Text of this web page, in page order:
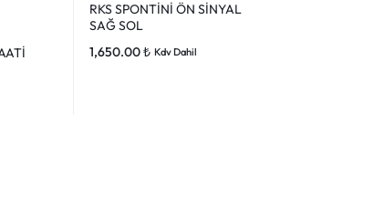
RKS SPONTİNİ ÖN SİNYAL
SAĞ SOL
1,650.00₺ Kdv Dahil